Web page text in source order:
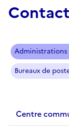
Administrations
Bureaux de
Centre